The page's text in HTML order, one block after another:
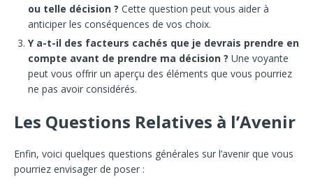
ou telle décision ? Cette question peut vous aider à
anticiper les conséquences de vos choix.
Y a-t-il des facteurs cachés que je devrais prendre en
compte avant de prendre ma décision ? Une voyante
peut vous offrir un aperçu des éléments que vous pourriez
ne pas avoir considérés.
Les Questions Relatives à l’Avenir
Enfin, voici quelques questions générales sur l’avenir que vous
pourriez envisager de poser :